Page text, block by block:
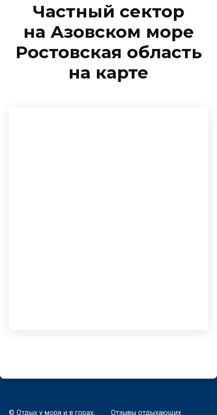
Частный сектор
на Азовском море
Ростовская область
на карте
© Отдых у моря и в горах, Отзывы отдыхающих